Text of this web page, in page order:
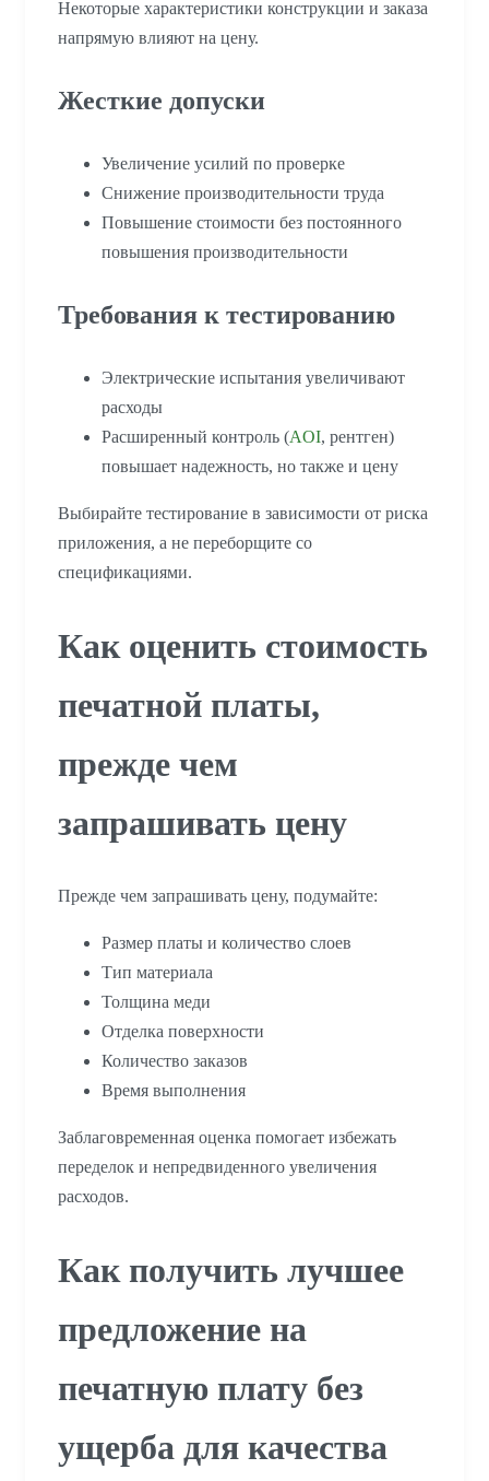
Некоторые характеристики конструкции и заказа
напрямую влияют на цену.
Жесткие допуски
Увеличение усилий по проверке
Снижение производительности труда
Повышение стоимости без постоянного
повышения производительности
Требования к тестированию
Электрические испытания увеличивают
расходы
Расширенный контроль (AOI, рентген)
повышает надежность, но также и цену
Выбирайте тестирование в зависимости от риска
приложения, а не переборщите со
спецификациями.
Как оценить стоимость
печатной платы,
прежде чем
запрашивать цену
Прежде чем запрашивать цену, подумайте:
Размер платы и количество слоев
Тип материала
Толщина меди
Отделка поверхности
Количество заказов
Время выполнения
Заблаговременная оценка помогает избежать
переделок и непредвиденного увеличения
расходов.
Как получить лучшее
предложение на
печатную плату без
ущерба для качества